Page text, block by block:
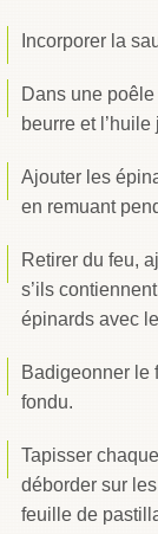
Incorporer la
Dans une
beurre et
Ajouter les
en remuant
Retirer du feu,
s’ils
épinards avec
Badigeonner le
fondu.
Tapisser
déborder sur
feuille de